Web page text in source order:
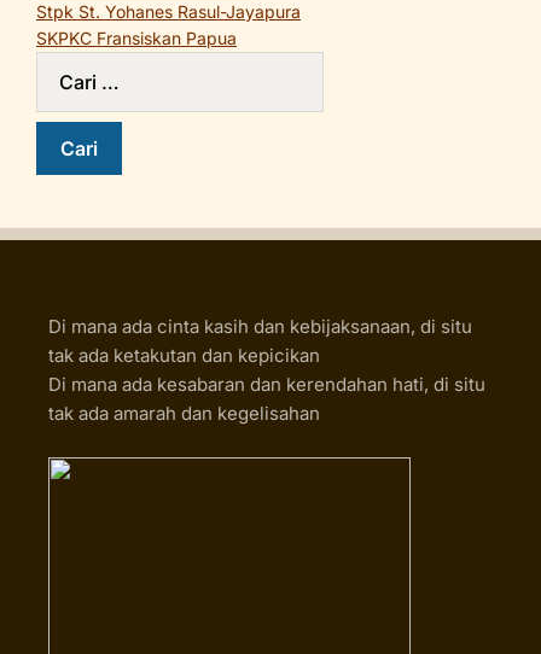
Stpk St. Yohanes Rasul-Jayapura
SKPKC Fransiskan Papua
Di mana ada cinta kasih dan kebijaksanaan, di situ
tak ada ketakutan dan kepicikan
Di mana ada kesabaran dan kerendahan hati, di situ
tak ada amarah dan kegelisahan